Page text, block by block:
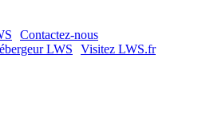
Contactez-nous
Visitez LWS.fr